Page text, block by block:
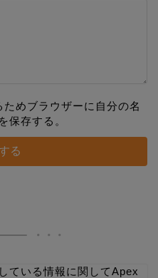
めブラウザーに自分の名
保存する。
ている情報に関してApex